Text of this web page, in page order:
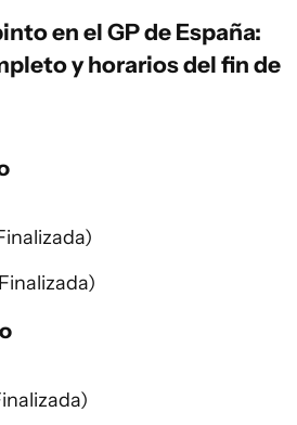
en el GP de España:
y horarios del fin de